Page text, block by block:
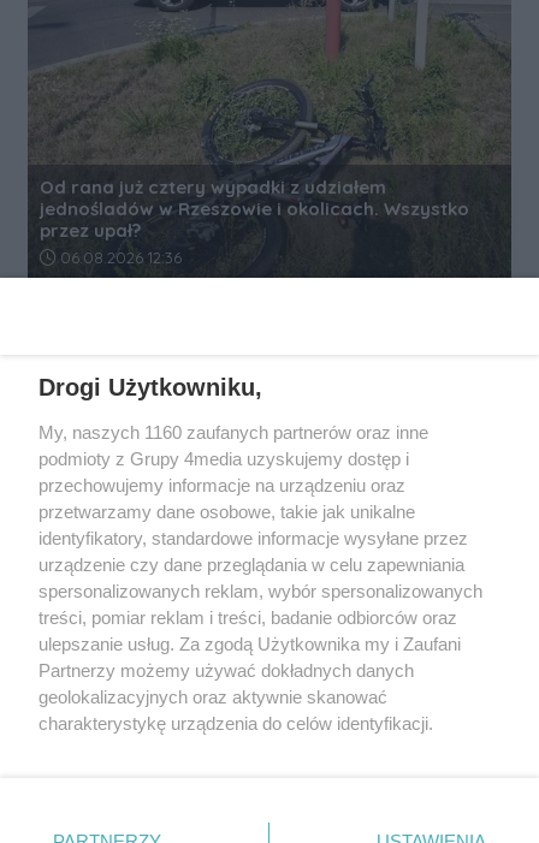
Od rana już cztery wypadki z udziałem
jednośladów w Rzeszowie i okolicach. Wszystko
przez upał?
Data dodania artykułu:
06.08.2026 12:36
Wydawcąrzeszow-info.pljest:
FUNDACJA MEDIÓW NIEZALEŻNYCH LIBERTAS
ul. Kopernika 10, 35-002 Rzeszów
e-mail:redakcja@rzeszow-info.pl
Zasady dodawania i publikacji komentarzy
Drogi Użytkowniku,
My, naszych 1160 zaufanych partnerów oraz inne
podmioty z Grupy 4media uzyskujemy dostęp i
przechowujemy informacje na urządzeniu oraz
przetwarzamy dane osobowe, takie jak unikalne
identyfikatory, standardowe informacje wysyłane przez
urządzenie czy dane przeglądania w celu zapewniania
spersonalizowanych reklam, wybór spersonalizowanych
treści, pomiar reklam i treści, badanie odbiorców oraz
ulepszanie usług. Za zgodą Użytkownika my i Zaufani
Partnerzy możemy używać dokładnych danych
geolokalizacyjnych oraz aktywnie skanować
charakterystykę urządzenia do celów identyfikacji.
zmienić/wycofać klikając przycisk ustawień prywatności